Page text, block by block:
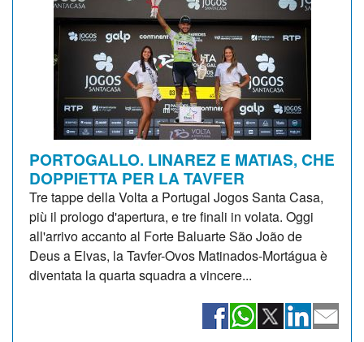
PORTOGALLO. LINAREZ E MATIAS, CHE
DOPPIETTA PER LA TAVFER
Tre tappe della Volta a Portugal Jogos Santa Casa,
più il prologo d'apertura, e tre finali in volata. Oggi
all'arrivo accanto al Forte Baluarte São João de
Deus a Elvas, la Tavfer-Ovos Matinados-Mortágua è
diventata la quarta squadra a vincere...